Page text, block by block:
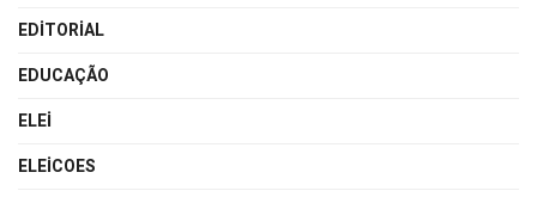
EDITORIAL
EDUCAÇÃO
ELEI
ELEICOES